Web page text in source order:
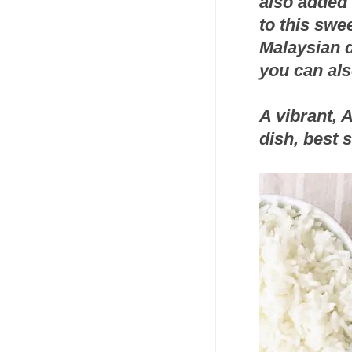
to this
Malaysian
you can
A vibrant,
dish, best